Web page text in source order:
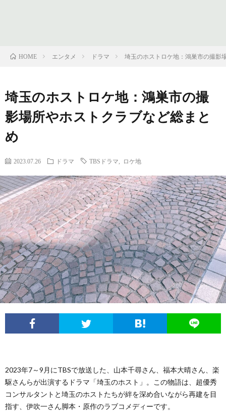
HOME エンタメ ドラマ 埼玉のホストロケ地：鴻巣市の撮影
埼玉のホストロケ地：鴻巣市の撮
影場所やホストクラブなど総まと
め
2023.07.26 ドラマ TBSドラマ ロケ地
2023年7～9月にTBSで放送した、山本千尋さん、福本大晴さん、楽
駆さんらが出演するドラマ「埼玉のホスト」。この物語は、超優秀
コンサルタントと埼玉のホストたちが絆を深め合いながら再建を目
指す、伊吹一さん脚本・原作のラブコメディーです。